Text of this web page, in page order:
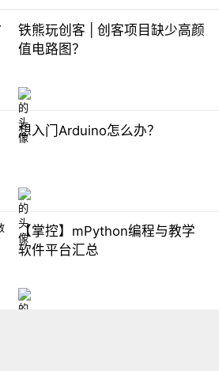
铁熊玩创客 | 创客项目缺少高颜
值电路图？
想入门Arduino怎么办？
【掌控】mPython编程与教学
软件平台汇总